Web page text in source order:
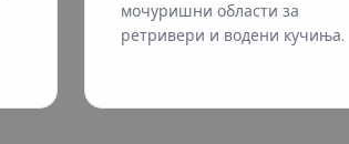
мочуришни области за
ретривери и водени кучиња.